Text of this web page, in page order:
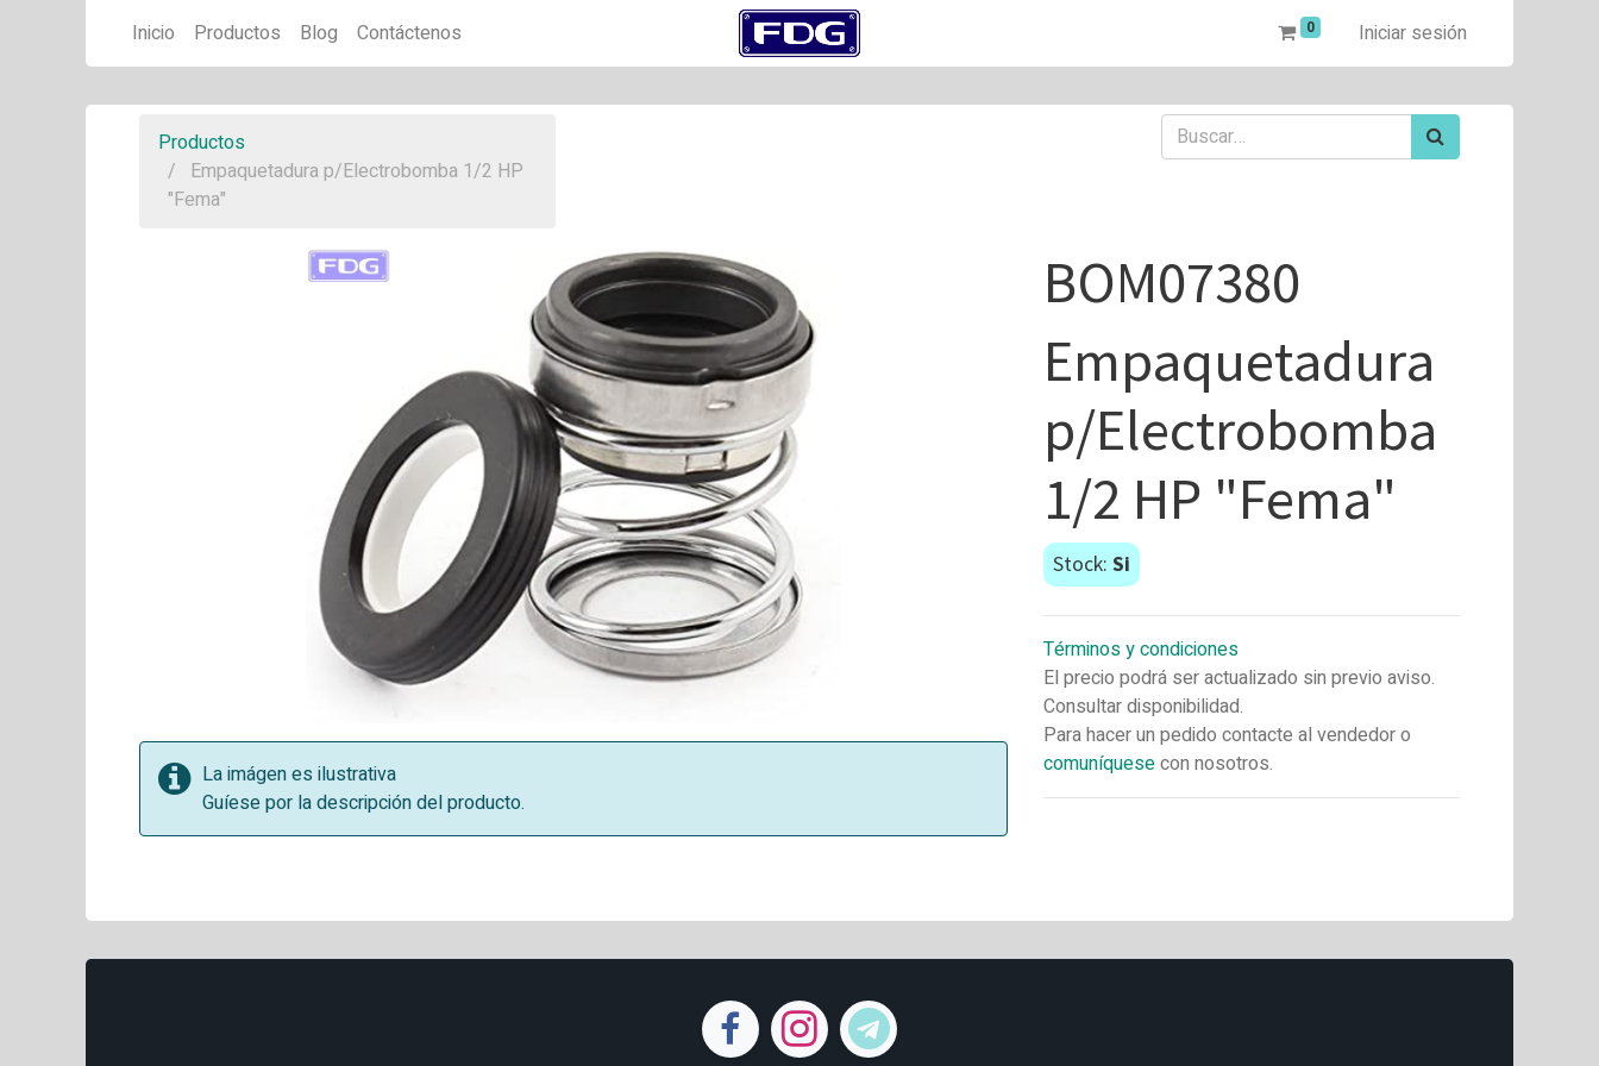
Inicio Productos Blog Contáctenos 0 Iniciar sesión
Productos
Empaquetadura p/Electrobomba 1/2 HP
"Fema"
La imágen es ilustrativa
Guíese por la descripción del producto.
BOM07380
Empaquetadura
p/Electrobomba
1/2 HP "Fema"
Stock: Si
Términos y condiciones
El precio podrá ser actualizado sin previo aviso.
Consultar disponibilidad.
Para hacer un pedido contacte al vendedor o
comuníquesecon nosotros.